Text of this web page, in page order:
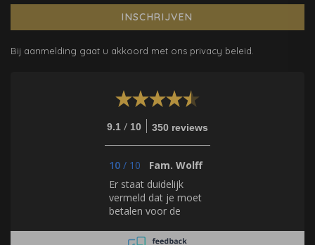
INSCHRIJVEN
Bij aanmelding gaat u akkoord met ons privacy beleid.
9.1 / 10 350 reviews
10 / 10
Fam. Wolff
Er staat duidelijk
vermeld dat je moet
betalen voor de
rechtstreeks bij de